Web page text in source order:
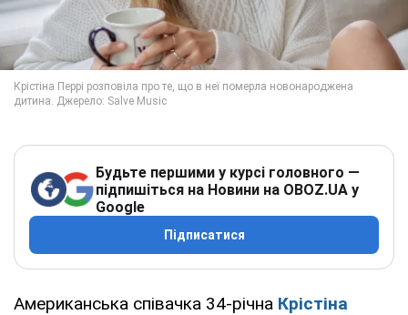
Будьте першими у курсі головного —
підпишіться на Новини на OBOZ.UA у
Google
Підписатися
Американська співачка 34-річна Крістіна